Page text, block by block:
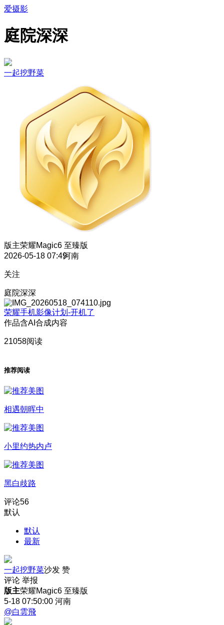
爱摄影
庭院深深
一起挖野菜
版主荣耀Magic6 至臻版
2026-05-18 07:49河南
关注
庭院深深
荣耀手机影像计划-开机了
作品含AI合成内容
21058阅读
推荐阅读
相遇朝晖中
小里约热内卢
黑白歧路
评论56
默认
默认
最新
一起挖野菜沙发 赞
评论 举报
版主荣耀Magic6 至臻版
5-18 07:50:00 河南
@白雲飛